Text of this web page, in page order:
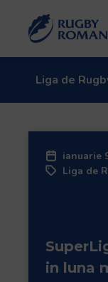
Liga de
ianuarie
Liga de
in luna